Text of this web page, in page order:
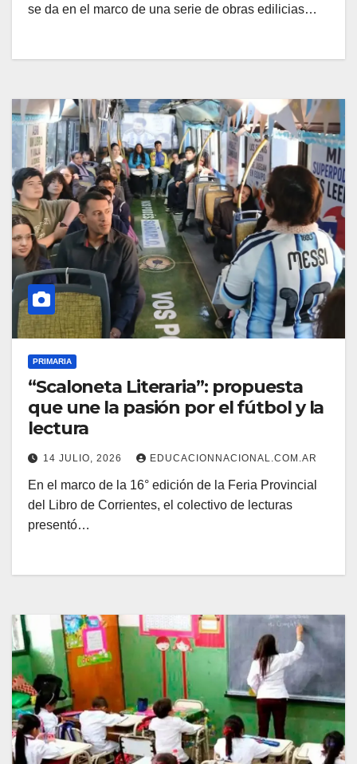
se da en el marco de una serie de obras edilicias…
PRIMARIA
“Scaloneta Literaria”: propuesta
que une la pasión por el fútbol y la
lectura
14 JULIO, 2026 EDUCACIONNACIONAL.COM.AR
En el marco de la 16° edición de la Feria Provincial
del Libro de Corrientes, el colectivo de lecturas
presentó…